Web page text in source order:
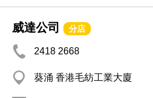
威達公司 分店
2418 2668
葵涌 香港毛紡工業大廈